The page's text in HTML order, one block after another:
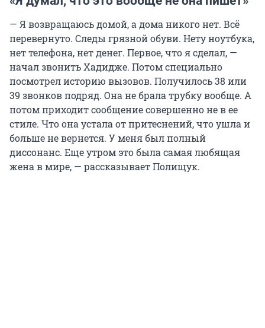
— Я возвращаюсь домой, а дома никого нет. Всё
перевернуто. Следы грязной обуви. Нету ноутбука,
нет телефона, нет денег. Первое, что я сделал, —
начал звонить Хадидже. Потом специально
посмотрел историю вызовов. Получилось 38 или
39 звонков подряд. Она не брала трубку вообще. А
потом приходит сообщение совершенно не в ее
стиле. Что она устала от притеснений, что ушла и
больше не вернется. У меня был полный
диссонанс. Еще утром это была самая любящая
жена в мире, — рассказывает Полищук.